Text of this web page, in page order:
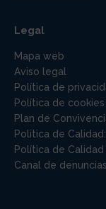
Legal
Mapa web
Aviso legal
Política de
Política de cookies
Plan de
Politica de
Política de Calidad
Canal de denuncias